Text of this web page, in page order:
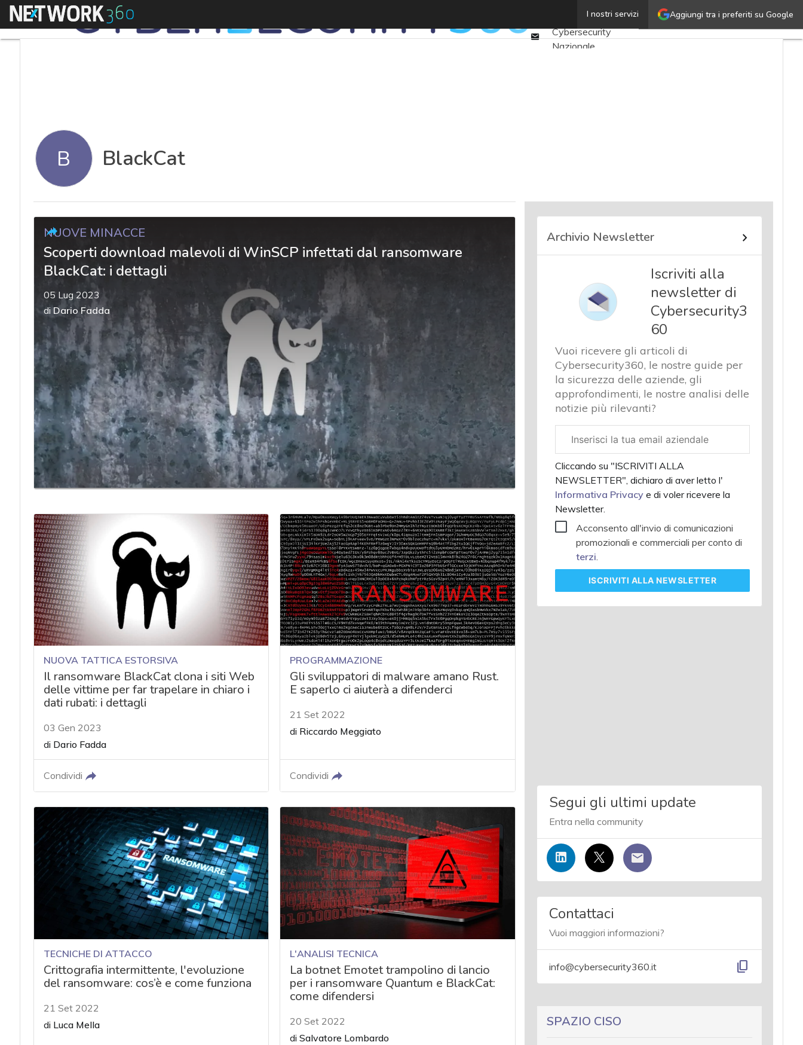
Aggiungi tra i preferiti su Google
I nostri servizi
Menu
Email
Ultimi articoli
Cybersecurity
Nazionale
Corsi cybersecurity
Chi siamo
B BlackCat
NUOVE MINACCE
Scoperti download malevoli di WinSCP infettati dal ransomware
BlackCat: i dettagli
05 Lug 2023
diDario Fadda
NUOVA TATTICA ESTORSIVA
Il ransomware BlackCat clona i siti Web
delle vittime per far trapelare in chiaro i
dati rubati: i dettagli
03 Gen 2023
di Dario Fadda
Condividi
PROGRAMMAZIONE
Gli sviluppatori di malware amano Rust.
E saperlo ci aiuterà a difenderci
21 Set 2022
di Riccardo Meggiato
Condividi
TECNICHE DI ATTACCO
Crittografia intermittente, l'evoluzione
del ransomware: cos’è e come funziona
21 Set 2022
di Luca Mella
L'ANALISI TECNICA
La botnet Emotet trampolino di lancio
per i ransomware Quantum e BlackCat:
come difendersi
20 Set 2022
diSalvatore Lombardo
Archivio Newsletter
Iscriviti alla
newsletter di
Cybersecurity3
60
Vuoi ricevere gli articoli di
Cybersecurity360, le nostre guide per
la sicurezza delle aziende, gli
approfondimenti, le nostre analisi delle
notizie più rilevanti?
aziendale
Cliccando su "ISCRIVITI ALLA
NEWSLETTER", dichiaro di aver letto l'
Informativa Privacy e di voler ricevere la
Newsletter.
Acconsento all'invio di comunicazioni
promozionali e commerciali per conto di
terzi.
ISCRIVITI ALLA NEWSLETTER
Segui gli ultimi update
Entra nella community
Contattaci
Vuoi maggiori informazioni?
info@cybersecurity360.it content_copy
SPAZIO CISO